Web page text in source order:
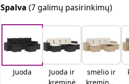
Spalva(7 galimų pasirinkimų)
Juoda
Juoda ir
smėlio ir